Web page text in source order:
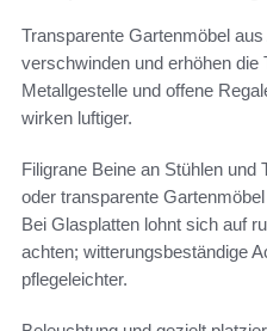
Transparente Gartenmöbel
verschwinden und erhöhen die
Metallgestelle und offene
wirken luftiger.
Filigrane Beine an Stühlen
oder transparente
Bei Glasplatten lohnt sich auf
achten; witterungsbeständige
pflegeleichter.